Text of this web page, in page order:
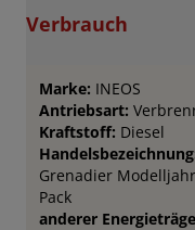
Verbrauch
Marke: INEOS
Antriebsart:
Kraftstoff: Diesel
Grenadier
Pack
anderer